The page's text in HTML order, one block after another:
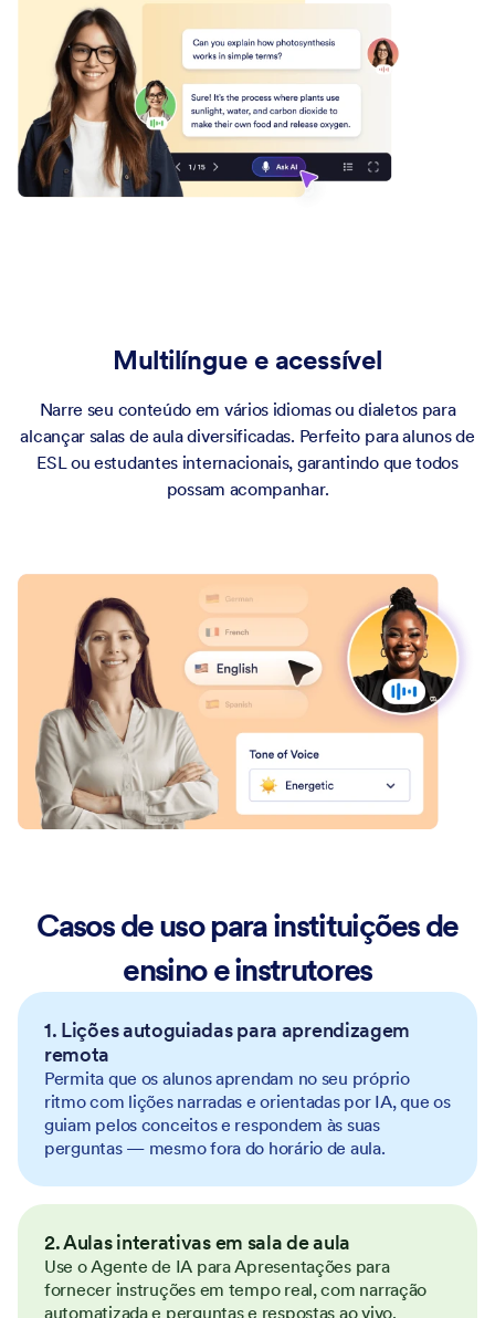
Multilíngue e acessível
Narre seu conteúdo em vários idiomas ou dialetos para
alcançar salas de aula diversificadas. Perfeito para alunos de
ESL ou estudantes internacionais, garantindo que todos
possam acompanhar.
Casos de uso para instituições de
ensino e instrutores
1. Lições autoguiadas para aprendizagem
remota
Permita que os alunos aprendam no seu próprio
ritmo com lições narradas e orientadas por IA, que os
guiam pelos conceitos e respondem às suas
perguntas — mesmo fora do horário de aula.
2. Aulas interativas em sala de aula
Use o Agente de IA para Apresentações para
fornecer instruções em tempo real, com narração
automatizada e perguntas e respostas ao vivo.